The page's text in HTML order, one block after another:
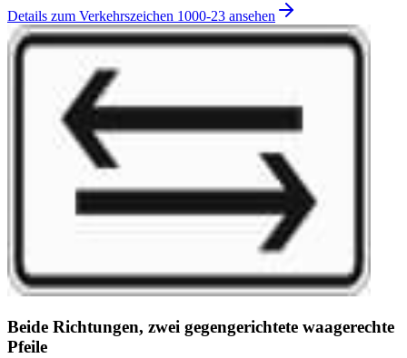
Details zum Verkehrszeichen 1000-23 ansehen
Beide Richtungen, zwei gegengerichtete waagerechte
Pfeile